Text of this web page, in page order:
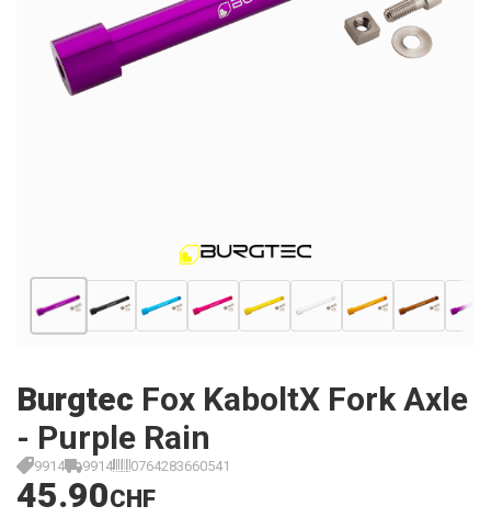
Burgtec Fox KaboltX Fork Axle
- Purple Rain
9914 9914 0764283660541
45.90CHF